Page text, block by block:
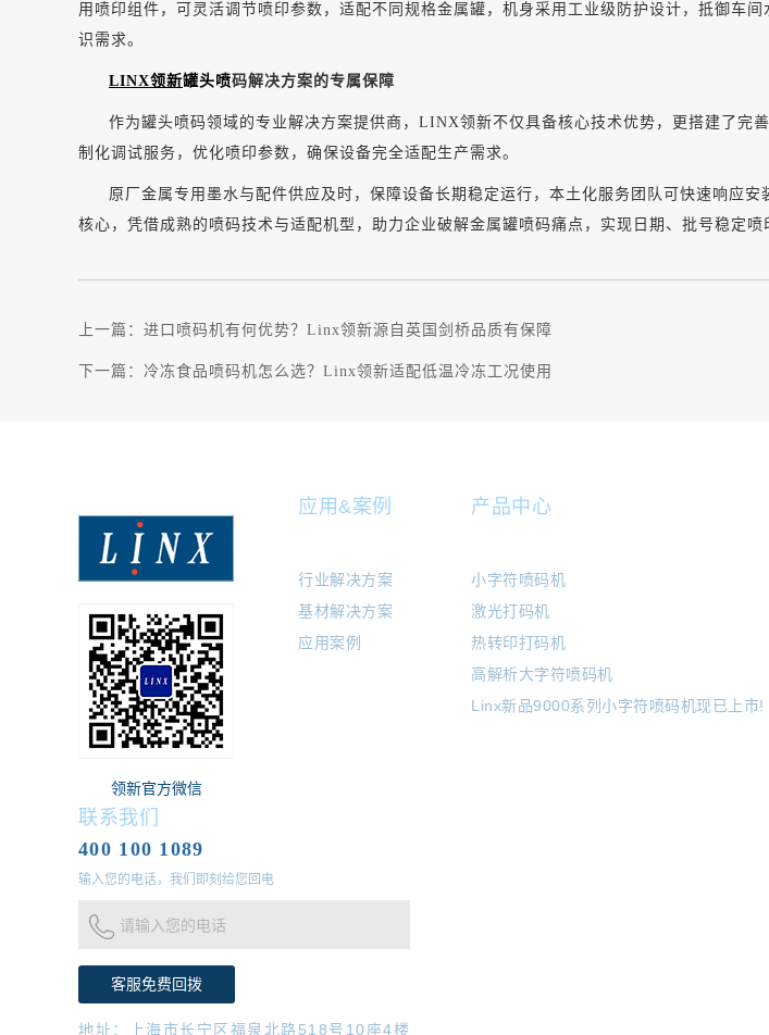
用喷印组件，可灵活调节喷印参数，适配不同规格金属罐，机身采用工业级防护设计，抵御车
识需求。
LINX领新罐头喷码解决方案的专属保障
作为罐头喷码领域的专业解决方案提供商， LINX领新不仅具备核心技术优势，更搭建了完
制化调试服务，优化喷印参数，确保设备完全适配生产需求。
原厂金属专用墨水与配件供应及时，保障设备长期稳定运行，本土化服务团队可快速响应安
核心，凭借成熟的喷码技术与适配机型，助力企业破解金属罐喷码痛点，实现日期、批号稳定喷
上一篇： 进口喷码机有何优势？Linx领新源自英国剑桥品质有保障
下一篇： 冷冻食品喷码机怎么选？Linx领新适配低温冷冻工况使用
领新官方微信
应用&案例
行业解决方案
基材解决方案
应用案例
产品中心
小字符喷码机
激光打码机
热转印打码机
高解析大字符喷码机
Linx新品9000系列小字符喷码机现已上市!
联系我们
400 100 1089
输入您的电话，我们即刻给您回电
请输入您的电话
地址：上海市长宁区福泉北路518号10座4楼